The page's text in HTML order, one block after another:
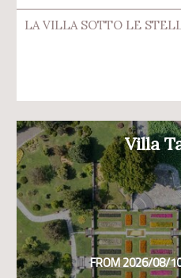
LA VILLA SOTTO LE
Villa
FROM 2026/08/